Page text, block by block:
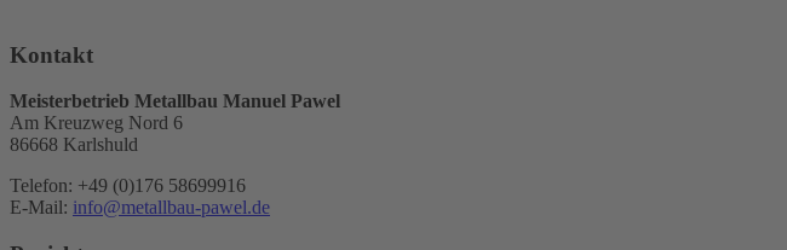
Kontakt
Meisterbetrieb Metallbau Manuel Pawel
Am Kreuzweg Nord 6
86668 Karlshuld
Telefon: +49 (0)176 58699916
E-Mail: info@metallbau-pawel.de